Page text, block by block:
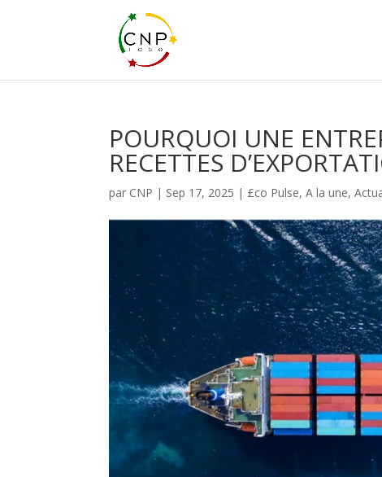
POURQUOI UNE
RECETTES
par CNP | Sep 17, 2025 | £co Pulse,A la une,